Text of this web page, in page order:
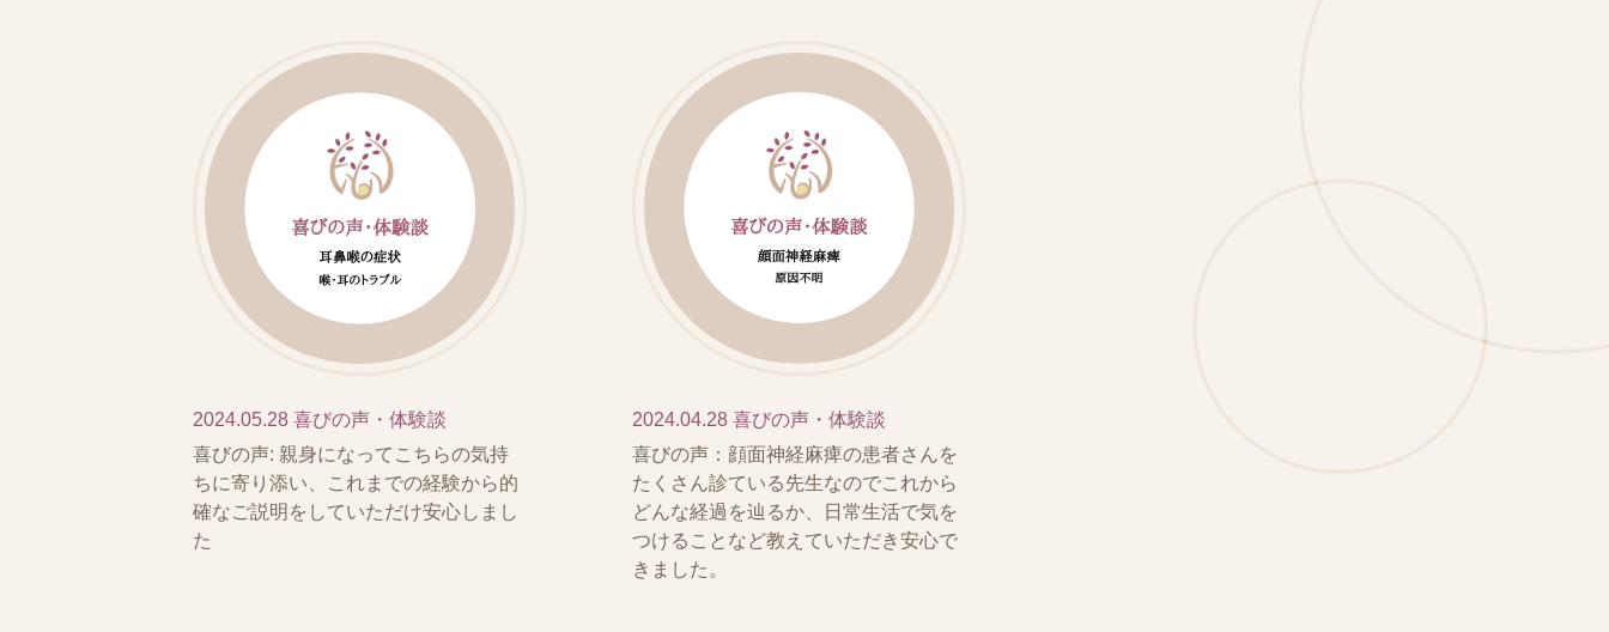
2024.05.28 喜びの声・体験談
喜びの声: 親身になってこちらの気持
ちに寄り添い、これまでの経験から的
確なご説明をしていただけ安心しまし
た
2024.04.28 喜びの声・体験談
喜びの声：顔面神経麻痺の患者さんを
たくさん診ている先生なのでこれから
どんな経過を辿るか、日常生活で気を
つけることなど教えていただき安心で
きました。